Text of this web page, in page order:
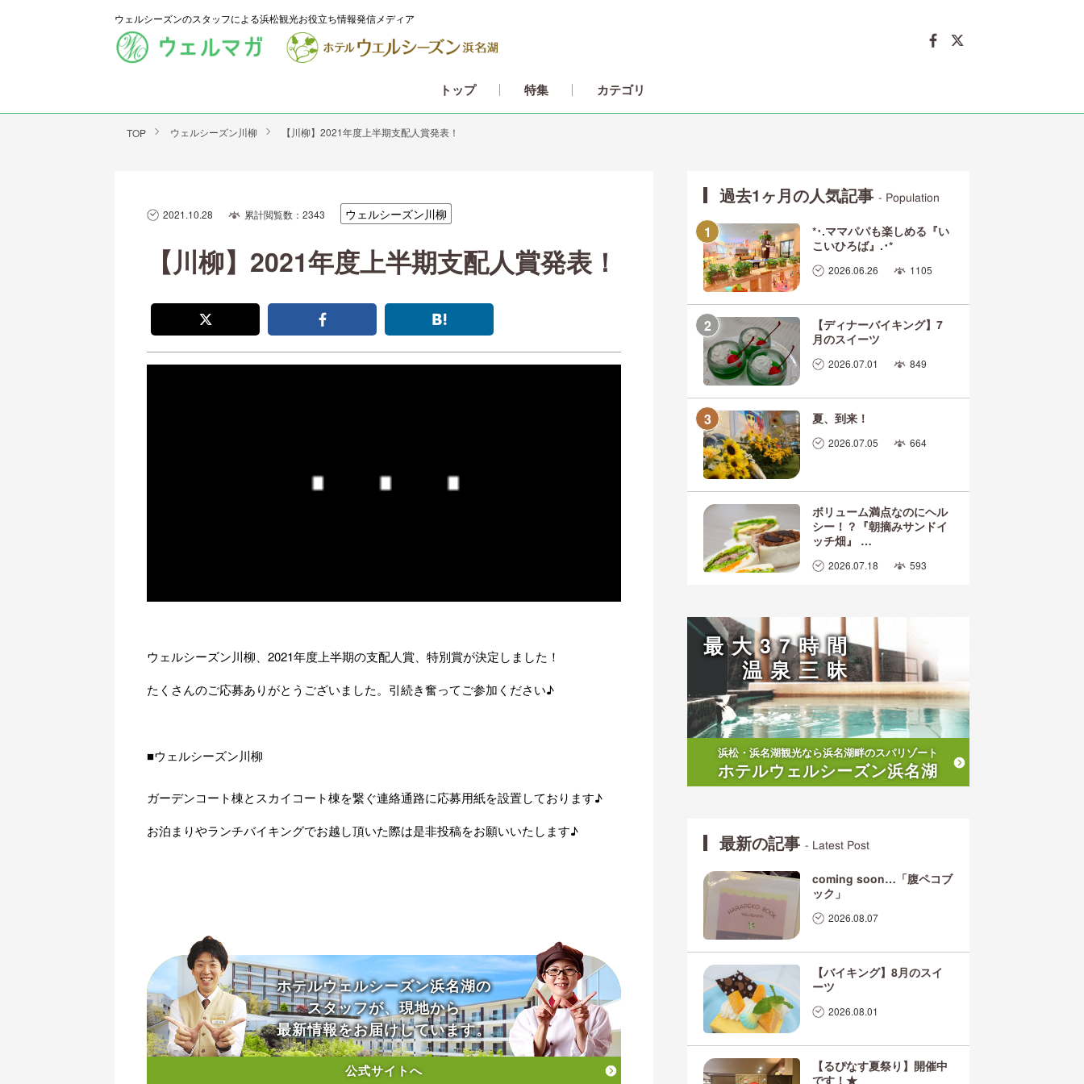
ウェルシーズンのスタッフによる浜松観光お役立ち情報発信メディア
トップ 特集 カテゴリ
TOP ウェルシーズン川柳 【川柳】2021年度上半期支配人賞発表！
2021.10.28 累計閲覧数：2343 ウェルシーズン川柳
【川柳】2021年度上半期支配人賞発表！
ウェルシーズン川柳、2021年度上半期の支配人賞、特別賞が決定しました！
たくさんのご応募ありがとうございました。引続き奮ってご参加ください♪
■ウェルシーズン川柳
ガーデンコート棟とスカイコート棟を繋ぐ連絡通路に応募用紙を設置しております♪
お泊まりやランチバイキングでお越し頂いた際は是非投稿をお願いいたします♪
ホテルウェルシーズン浜名湖の
スタッフが、現地から
最新情報をお届けしています。
公式サイトへ
過去1ヶ月の人気記事- Population
*･.ママパパも楽しめる『い
こいひろば』.･*
2026.06.26 1105
【ディナーバイキング】7
月のスイーツ
2026.07.01 849
夏、到来！
2026.07.05 664
ボリューム満点なのにヘル
シー！？『朝摘みサンドイ
ッチ畑』 …
2026.07.18 593
最大37時間
温泉三昧
浜松・浜名湖観光なら浜名湖畔のスパリゾート
ホテルウェルシーズン浜名湖
最新の記事- Latest Post
coming soon…「腹ペコブ
ック」
2026.08.07
【バイキング】8月のスイ
ーツ
2026.08.01
【るぴなす夏祭り】開催中
です！★